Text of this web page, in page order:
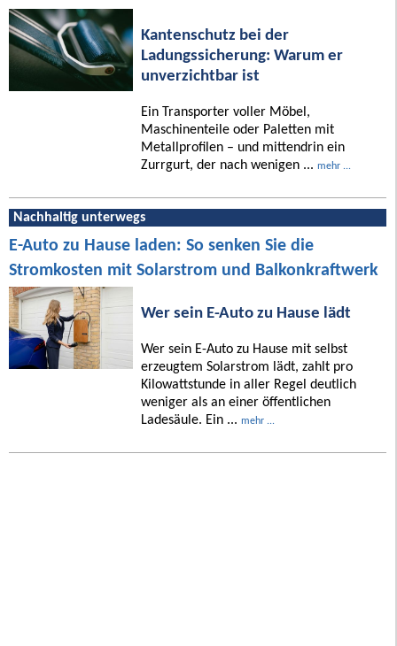
Kantenschutz bei der
Ladungssicherung: Warum er
unverzichtbar ist
Ein Transporter voller Möbel,
Maschinenteile oder Paletten mit
Metallprofilen – und mittendrin ein
Zurrgurt, der nach wenigen ... mehr ...
Nachhaltig unterwegs
E-Auto zu Hause laden: So senken Sie die
Stromkosten mit Solarstrom und Balkonkraftwerk
Wer sein E-Auto zu Hause lädt
Wer sein E-Auto zu Hause mit selbst
erzeugtem Solarstrom lädt, zahlt pro
Kilowattstunde in aller Regel deutlich
weniger als an einer öffentlichen
Ladesäule. Ein ... mehr ...